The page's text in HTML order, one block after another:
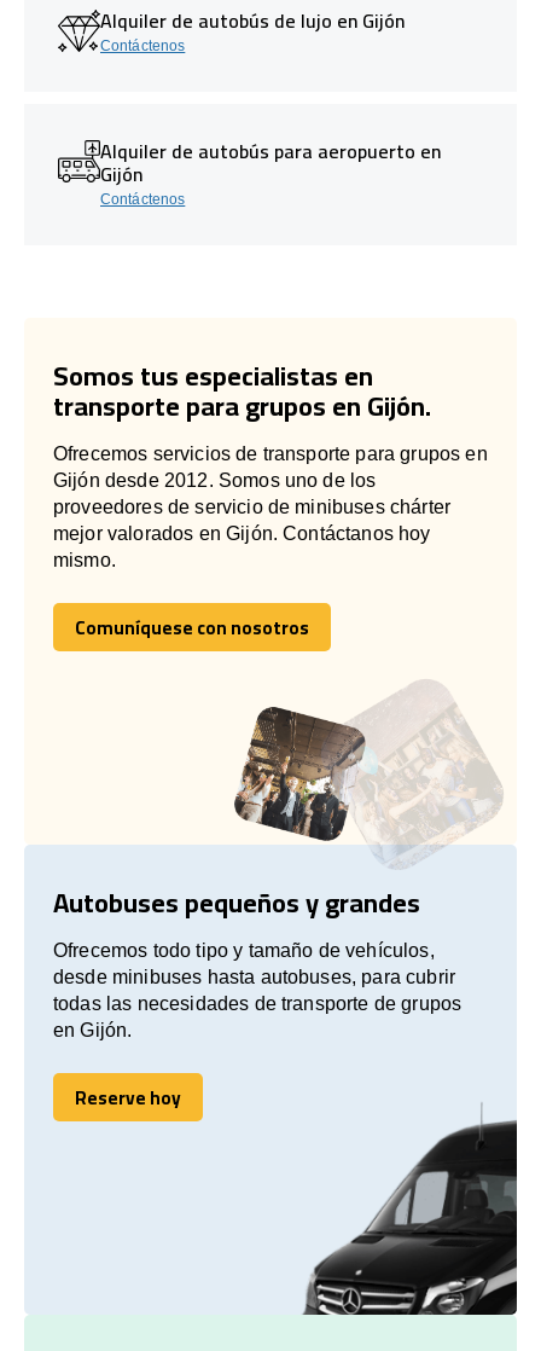
Alquiler de autobús de lujo en Gijón
Contáctenos
Alquiler de autobús para aeropuerto en
Gijón
Contáctenos
Somos tus especialistas en
transporte para grupos en Gijón.
Ofrecemos servicios de transporte para grupos en
Gijón desde 2012. Somos uno de los
proveedores de servicio de minibuses chárter
mejor valorados en Gijón. Contáctanos hoy
mismo.
Comuníquese con nosotros
Comuníquese con nosotros
Autobuses pequeños y grandes
Ofrecemos todo tipo y tamaño de vehículos,
desde minibuses hasta autobuses, para cubrir
todas las necesidades de transporte de grupos
en Gijón.
Reserve hoy
Reserve hoy